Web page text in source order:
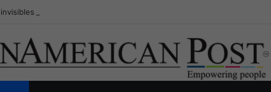
de Colombia: la guerra secreta por la verdad, el poder y la